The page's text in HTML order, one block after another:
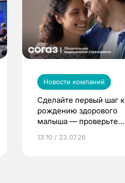
Новости компаний
Сделайте первый шаг к
рождению здорового
малыша — проверьте
по ОМС!
13:10 / 23.07.26